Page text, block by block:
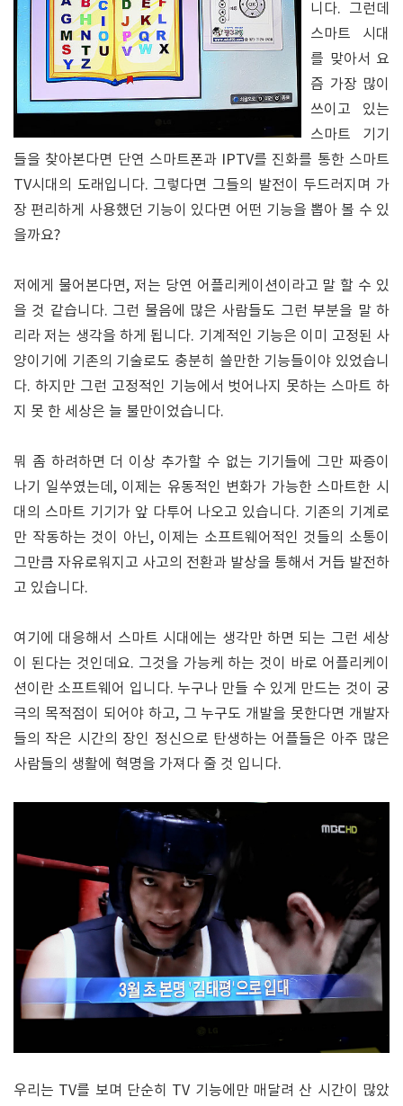
니다. 그런데
스마트 시대
를 맞아서 요
즘 가장 많이
쓰이고 있는
스마트 기기
들을 찾아본다면 단연 스마트폰과 IPTV를 진화를 통한 스마트
TV시대의 도래입니다. 그렇다면 그들의 발전이 두드러지며 가
장 편리하게 사용했던 기능이 있다면 어떤 기능을 뽑아 볼 수 있
을까요?
저에게 물어본다면, 저는 당연 어플리케이션이라고 말 할 수 있
을 것 같습니다. 그런 물음에 많은 사람들도 그런 부분을 말 하
리라 저는 생각을 하게 됩니다. 기계적인 기능은 이미 고정된 사
양이기에 기존의 기술로도 충분히 쓸만한 기능들이야 있었습니
다. 하지만 그런 고정적인 기능에서 벗어나지 못하는 스마트 하
지 못 한 세상은 늘 불만이었습니다.
뭐 좀 하려하면 더 이상 추가할 수 없는 기기들에 그만 짜증이
나기 일쑤였는데, 이제는 유동적인 변화가 가능한 스마트한 시
대의 스마트 기기가 앞 다투어 나오고 있습니다. 기존의 기계로
만 작동하는 것이 아닌, 이제는 소프트웨어적인 것들의 소통이
그만큼 자유로워지고 사고의 전환과 발상을 통해서 거듭 발전하
고 있습니다.
여기에 대응해서 스마트 시대에는 생각만 하면 되는 그런 세상
이 된다는 것인데요. 그것을 가능케 하는 것이 바로 어플리케이
션이란 소프트웨어 입니다. 누구나 만들 수 있게 만드는 것이 궁
극의 목적점이 되어야 하고, 그 누구도 개발을 못한다면 개발자
들의 작은 시간의 장인 정신으로 탄생하는 어플들은 아주 많은
사람들의 생활에 혁명을 가져다 줄 것 입니다.
우리는 TV를 보며 단순히 TV 기능에만 매달려 산 시간이 많았